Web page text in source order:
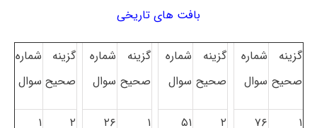
بافت های تاریخی
گزینه
صحیح
شماره
سوال
گزینه
صحیح
شماره
سوال
گزینه
صحیح
شماره
سوال
گزینه
صحیح
شماره
سوال
۱ ۷۶ ۲ ۵۱ ۱ ۲۶ ۲ ۱